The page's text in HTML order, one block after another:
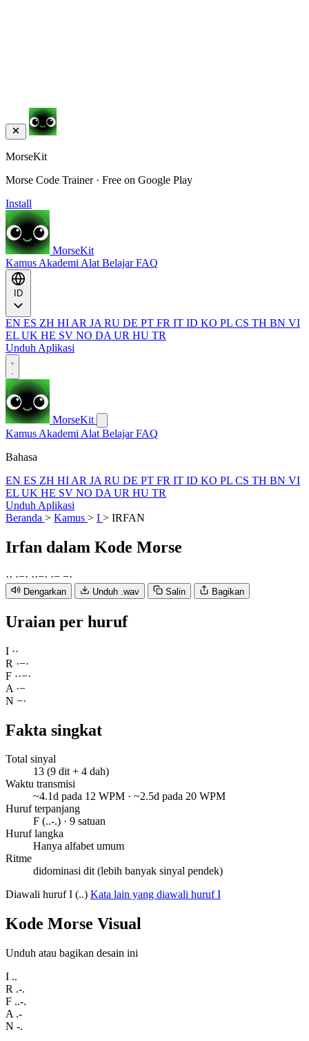
MorseKit
Morse Code Trainer · Free on Google Play
Install
MorseKit
Kamus Akademi Alat BelajarFAQ
EN ES ZH HI AR JA RU DE PT FR IT ID KO PL CS TH BN VI
EL UK HE SV NO DA UR HU TR
Unduh Aplikasi
MorseKit
Kamus Akademi Alat BelajarFAQ
Bahasa
EN ES ZH HI AR JA RU DE PT FR IT ID KO PL CS TH BN VI
EL UK HE SV NO DA UR HU TR
Unduh Aplikasi
Beranda > Kamus > I > IRFAN
Irfan dalam Kode Morse
·· ·−· ··−· ·− −·
Dengarkan Unduh .wav Salin Bagikan
Uraian per huruf
I ··
R ·−·
F ··−·
A ·−
N −·
Fakta singkat
Total sinyal
13 (9 dit + 4 dah)
Waktu transmisi
~4.1d pada 12 WPM · ~2.5d pada 20 WPM
Huruf terpanjang
F (..-.) · 9 satuan
Huruf langka
Hanya alfabet umum
Ritme
didominasi dit (lebih banyak sinyal pendek)
Diawali huruf I (..) Kata lain yang diawali huruf I
Kode Morse Visual
Unduh atau bagikan desain ini
I ..
R .-.
F ..-.
A .-
N -.